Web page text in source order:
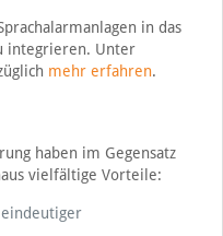
in das
integrieren. Unter
mehr erfahren.
haben im Gegensatz
vielfältige Vorteile: